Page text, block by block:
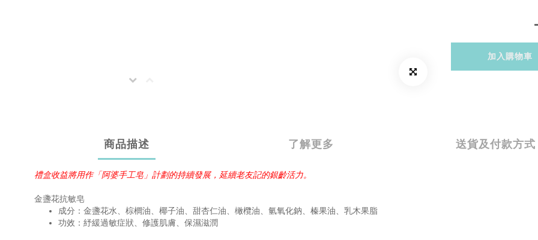
加入購物車
商品描述 了解更多 送貨及付款方式
禮盒收益將用作「阿婆手工皂」計劃的持續發展，延續老友記的銀齡活力。
金盞花抗敏皂
成分：金盞花水、棕櫚油、椰子油、甜杏仁油、橄欖油、氫氧化鈉、榛果油、乳木果脂
功效：紓緩過敏症狀、修護肌膚、保濕滋潤